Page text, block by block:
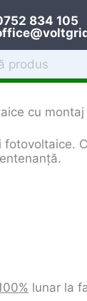
834 105
cu
fotovoltaice.
lunar la